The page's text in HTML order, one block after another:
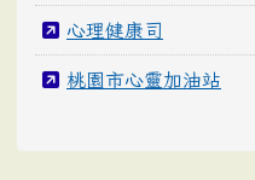
心理健康司
桃園市心靈加油站